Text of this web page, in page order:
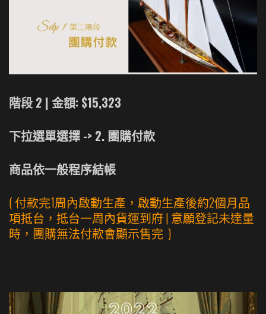
階段 2 | 金額: $15,323
下拉選單選擇 -> 2. 團購付款
商品依一般程序結帳
( 付款完1周內啟動生產，啟動生產後約2個月品
項抵台，抵台一周內貨運到府 | 意願登記未達量
時，團購無法付款會顯示售完 )